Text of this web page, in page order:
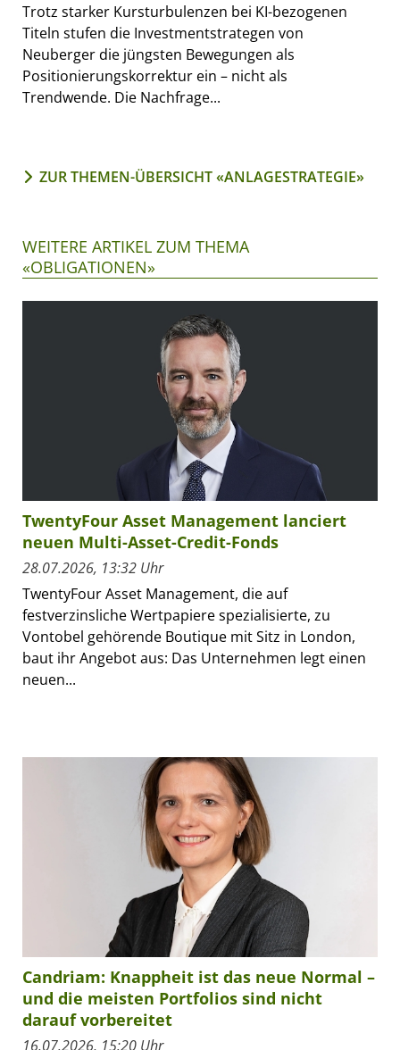
Trotz starker Kursturbulenzen bei KI-bezogenen
Titeln stufen die Investmentstrategen von
Neuberger die jüngsten Bewegungen als
Positionierungskorrektur ein – nicht als
Trendwende. Die Nachfrage...
ZUR THEMEN-ÜBERSICHT «ANLAGESTRATEGIE»
WEITERE ARTIKEL ZUM THEMA
«OBLIGATIONEN»
TwentyFour Asset Management lanciert
neuen Multi-Asset-Credit-Fonds
28.07.2026, 13:32 Uhr
TwentyFour Asset Management, die auf
festverzinsliche Wertpapiere spezialisierte, zu
Vontobel gehörende Boutique mit Sitz in London,
baut ihr Angebot aus: Das Unternehmen legt einen
neuen...
Candriam: Knappheit ist das neue Normal –
und die meisten Portfolios sind nicht
darauf vorbereitet
16.07.2026, 15:20 Uhr